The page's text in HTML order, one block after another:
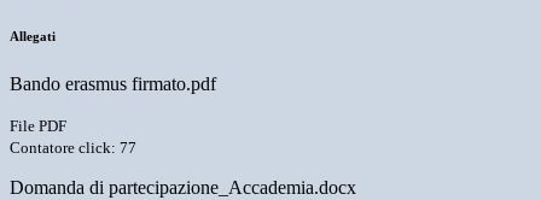
Allegati
Bando erasmus firmato.pdf
File PDF
Contatore click: 77
Domanda di partecipazione_Accademia.docx